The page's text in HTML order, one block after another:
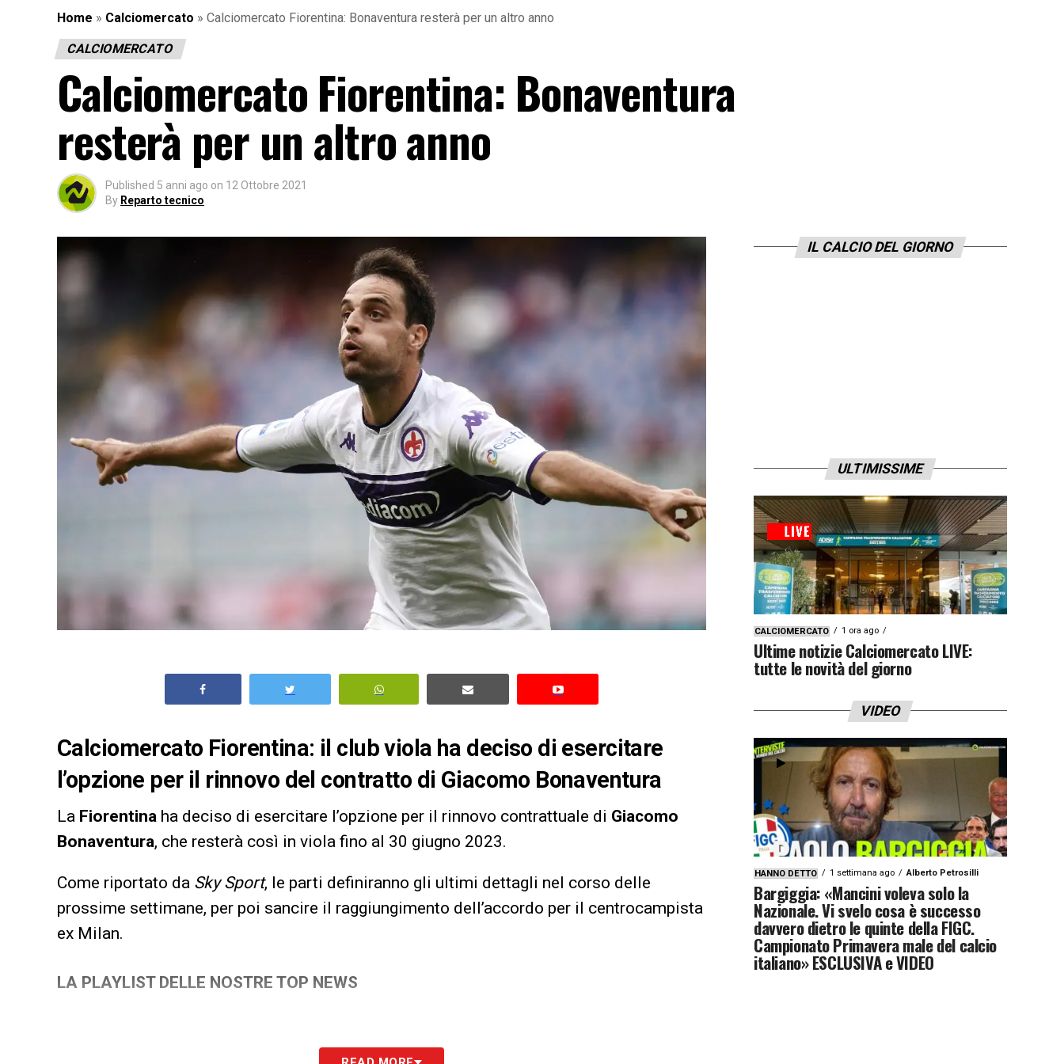
Home » Calciomercato » Calciomercato Fiorentina: Bonaventura resterà per un altro anno
CALCIOMERCATO
Calciomercato Fiorentina: Bonaventura
resterà per un altro anno
Published 5 anni ago on 12 Ottobre 2021
By Reparto tecnico
Calciomercato Fiorentina: il club viola ha deciso di esercitare
l’opzione per il rinnovo del contratto di Giacomo Bonaventura
La Fiorentina ha deciso di esercitare l’opzione per il rinnovo contrattuale di Giacomo
Bonaventura, che resterà così in viola fino al 30 giugno 2023.
Come riportato da Sky Sport, le parti definiranno gli ultimi dettagli nel corso delle
prossime settimane, per poi sancire il raggiungimento dell’accordo per il centrocampista
ex Milan.
LA PLAYLIST DELLE NOSTRE TOP NEWS
IL CALCIO DEL GIORNO
ULTIMISSIME
CALCIOMERCATO 1 ora ago
Ultime notizie Calciomercato LIVE:
tutte le novità del giorno
VIDEO
HANNO DETTO 1 settimana ago Alberto Petrosilli
Bargiggia: «Mancini voleva solo la
Nazionale. Vi svelo cosa è successo
davvero dietro le quinte della FIGC.
Campionato Primavera male del calcio
italiano» ESCLUSIVA e VIDEO